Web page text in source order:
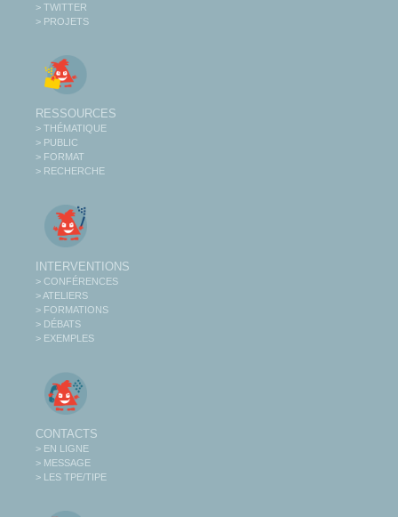
> TWITTER
> PROJETS
RESSOURCES
> THÉMATIQUE
> PUBLIC
> FORMAT
> RECHERCHE
INTERVENTIONS
> CONFÉRENCES
> ATELIERS
> FORMATIONS
> DÉBATS
> EXEMPLES
CONTACTS
> EN LIGNE
> MESSAGE
> LES TPE/TIPE